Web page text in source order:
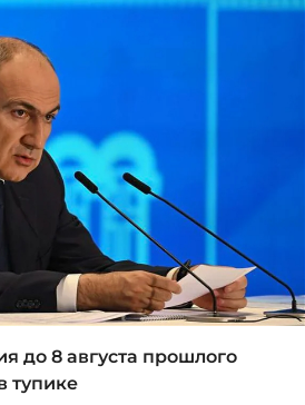
до 8 августа прошлого
тупике